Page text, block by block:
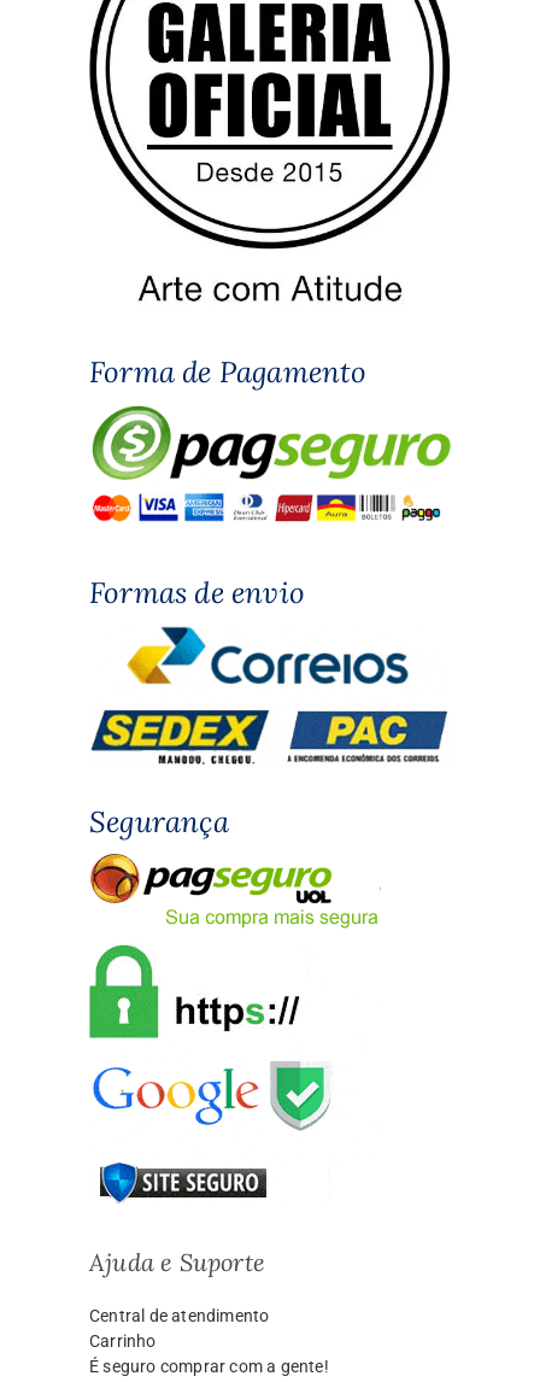
Forma de Pagamento
Formas de envio
Segurança
Ajuda e Suporte
Central de atendimento
Carrinho
É seguro comprar com a gente!